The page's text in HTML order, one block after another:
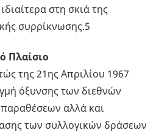
στη σκιά της
συρρίκνωσης.5
Πλαίσιο
της 21ης Απριλίου 1967
όξυνσης των διεθνών
αλλά και
των συλλογικών δράσεων